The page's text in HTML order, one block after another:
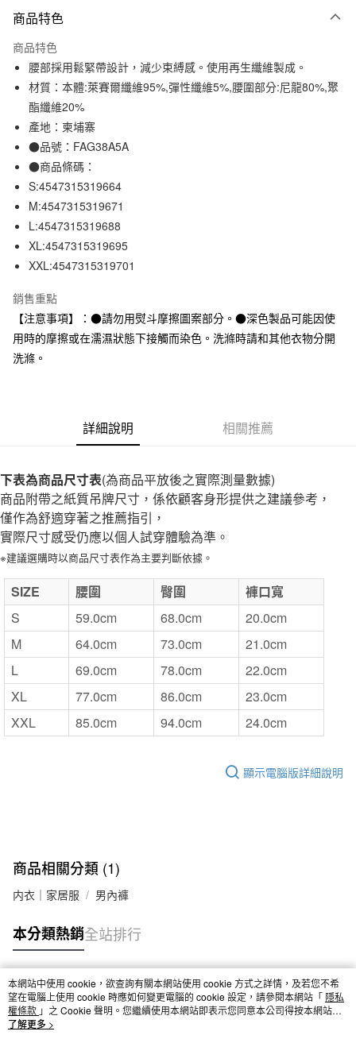
信用卡一次付款
信用卡分期付款
3 期 0 利率 每期NT$66 21家銀行
合作金庫商業銀行
華南商業銀行
上海商業儲蓄銀行
臺灣中小企業銀行
匯豐（台灣）商業銀行
聯邦商業銀行
元大商業銀行
玉山商業銀行
台灣樂天信用卡公司
超商取貨付款
LINE Pay
Apple Pay
街口支付
悠遊付
運送方式
全家取貨付款
每筆NT$65，滿NT$1,000(含以上)免運費
付款後全家取貨
每筆NT$65，滿NT$1,000(含以上)免運費
每筆NT$65，滿NT$1,000(含以上)免運費
付款後7-11取貨
宅配
每筆NT$150，滿NT$2,000(含以上)免運費
無印良品門市自取
商品特色
商品特色
腰部採用鬆緊帶設計，減少束縛感。使用再生纖維製成。
材質：本體:萊賽爾纖維95%,彈性纖維5%,腰圍部分:尼龍80%,聚
酯纖維20%
產地：柬埔寨
●品號：FAG38A5A
●商品條碼：
S:4547315319664
M:4547315319671
L:4547315319688
XL:4547315319695
XXL:4547315319701
銷售重點
【注意事項】：●請勿用熨斗摩擦圖案部分。●深色製品可能因使
用時的摩擦或在濡濕狀態下接觸而染色。洗滌時請和其他衣物分開
洗滌。
詳細說明 相關推薦
下表為商品尺寸表(為商品平放後之實際測量數據)
商品附帶之紙質吊牌尺寸，係依顧客身形提供之建議參考，
僅作為舒適穿著之推薦指引，
實際尺寸感受仍應以個人試穿體驗為準。
※建議選購時以商品尺寸表作為主要判斷依據。
SIZE 腰圍 臀圍
褲口寬
S
59.0cm 68.0cm
20.0cm
M
64.0cm 73.0cm
21.0cm
L
69.0cm 78.0cm
22.0cm
XL
77.0cm 86.0cm
23.0cm
XXL
85.0cm 94.0cm 24.0cm
顯示電腦版詳細說明
商品相關分類 (1)
内衣｜家居服 男內褲
本分類熱銷全站排行
熱門標籤
本網站中使用 cookie，欲查詢有關本網站使用 cookie 方式之詳情，及若您不希
望在電腦上使用 cookie 時應如何變更電腦的 cookie 設定，請參閱本網站「 隱私
權條款 」之 Cookie 聲明。您繼續使用本網站即表示您同意本公司得按本網站使
用條款之 Cookie 聲明使用 cookie。
了解更多 >